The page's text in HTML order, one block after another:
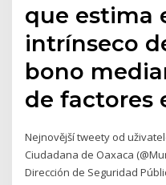
que estima
intrínseco
bono
de factores
Nejnovější tweety od
Ciudadana de Oaxaca
Dirección de Seguridad